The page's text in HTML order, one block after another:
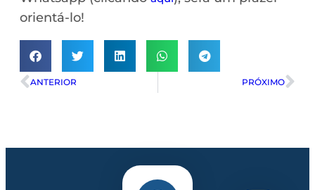
orientá-lo!
ANTERIOR PRÓXIMO